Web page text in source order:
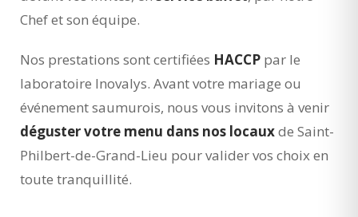
Chef et son équipe.
Nos prestations sont certifiées HACCP par le
laboratoire Inovalys. Avant votre mariage ou
événement saumurois, nous vous invitons à venir
déguster votre menu dans nos locauxde Saint-
Philbert-de-Grand-Lieu pour valider vos choix en
toute tranquillité.